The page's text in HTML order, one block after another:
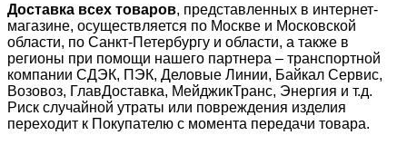
Доставка всех товаров, представленных в интернет-
магазине, осуществляется по Москве и Московской
области, по Санкт-Петербургу и области, а также в
регионы при помощи нашего партнера – транспортной
компании СДЭК, ПЭК, Деловые Линии, Байкал Сервис,
Возовоз, ГлавДоставка, МейджикТранс, Энергия и т.д.
Риск случайной утраты или повреждения изделия
переходит к Покупателю с момента передачи товара.